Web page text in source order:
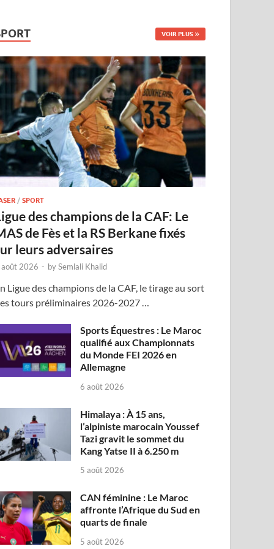
VOIR PLUS
/SPORT
des champions de la CAF: Le
de Fès et la RS Berkane fixés
leurs adversaires
2026 - bySemlali Khalid
Ligue des champions de la CAF, le tirage au sort
tours préliminaires 2026-2027 …
Sports Équestres : Le Maroc
qualifié aux Championnats
du Monde FEI 2026 en
Allemagne
6 août 2026
Himalaya : À 15 ans,
l’alpiniste marocain Youssef
Tazi gravit le sommet du
Kang Yatse II à 6.250 m
5 août 2026
CAN féminine : Le Maroc
affronte l’Afrique du Sud en
quarts de finale
5 août 2026